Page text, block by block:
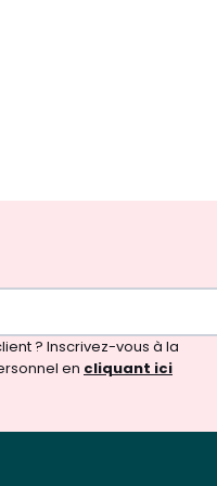
? Inscrivez-vous à la
en cliquant ici